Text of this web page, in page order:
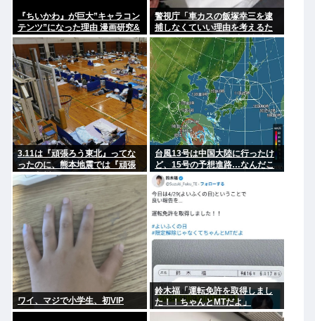
『ちいかわ』が巨大”キャラコン
テンツ”になった理由 漫画研究&
キャラクター論から紐解く
警視庁「車カスの飯塚幸三を逮
捕しなくていい理由を考えるた
めに1000ページもの法解釈書を
読んだ」
3.11は『頑張ろう東北』ってな
ったのに、熊本地震では『頑張
ろう九州』とならなかったのは
何故なのか？
台風13号は中国大陸に行ったけ
ど、15号の予想進路…なんだこ
れ？
ワイ、マジで小学生、初VIP
鈴木福「運転免許を取得しまし
た！！ちゃんとMTだよ」